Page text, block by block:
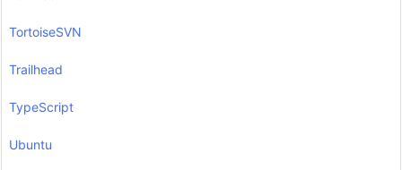
TortoiseSVN
Trailhead
TypeScript
Ubuntu